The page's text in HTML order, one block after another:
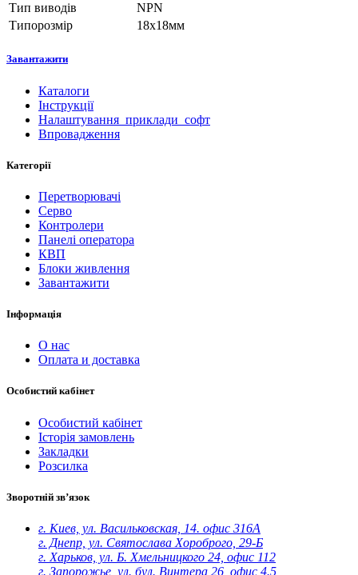
Тип виводів
NPN
Типорозмір
18x18мм
Завантажити
Каталоги
Інструкції
Налаштування_приклади_софт
Впровадження
Категорії
Перетворювачі
Серво
Контролери
Панелі оператора
КВП
Блоки живлення
Завантажити
Інформація
O нас
Оплата и доставка
Особистий кабінет
Особистий кабінет
Історія замовлень
Закладки
Розсилка
Зворотній зв’язок
г. Киев, ул. Васильковская, 14. офис 316А
г. Днепр, ул. Святослава Хороброго, 29-Б
г. Харьков, ул. Б. Хмельницкого 24, офис 112
г. Запорожье, ул. бул. Винтера 26, офис 4.5